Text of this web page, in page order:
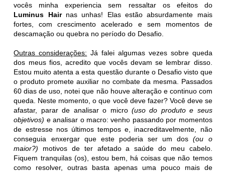
vocês minha experiencia sem ressaltar os efeitos do
Luminus Hairnas unhas! Elas estão absurdamente mais
fortes, com crescimento acelerado e sem momentos de
descamação ou quebra no período do Desafio.
Outras considerações: Já falei algumas vezes sobre queda
dos meus fios, acredito que vocês devam se lembrar disso.
Estou muito atenta a esta questão durante o Desafio visto que
o produto promete auxiliar no combate da mesma. Passados
60 dias de uso, notei que não houve alteração e continuo com
queda. Neste momento, o que você deve fazer? Você deve se
afastar, parar de analisar o micro (uso do produto e seus
objetivos) e analisar o macro: venho passando por momentos
de estresse nos últimos tempos e, inacreditavelmente, não
conseguia enxergar que este poderia ser um dos(ou o
maior?) motivos de ter afetado a saúde do meu cabelo.
Fiquem tranquilas (os), estou bem, há coisas que não temos
como resolver, outras basta apenas uma pouco mais de